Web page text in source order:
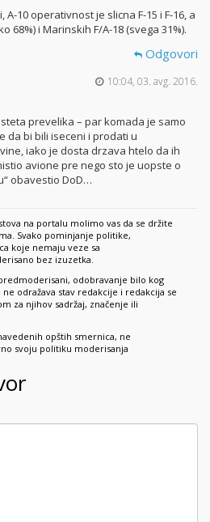
10 operativnost je slicna F-15 i F-16, a
68%) i Marinskih F/A-18 (svega 31%).
Odgovori
10:04, 03. avg. 2016.
steta prevelika – par komada je samo
da bi bili iseceni i prodati u
iako je dosta drzava htelo da ih
avione pre nego sto je uopste o
obavestio DoD…
na portalu molimo vas da se držite
Svako pominjanje politike,
koje nemaju veze sa
bez izuzetka.
odobravanje bilo kog
odražava stav redakcije i redakcija se
za njihov sadržaj, značenje ili
opštih smernica, ne
svoju politiku moderisanja